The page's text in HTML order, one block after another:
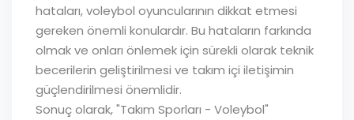
hataları, voleybol oyuncularının dikkat etmesi
gereken önemli konulardır. Bu hataların farkında
olmak ve onları önlemek için sürekli olarak teknik
becerilerin geliştirilmesi ve takım içi iletişimin
güçlendirilmesi önemlidir.
Sonuç olarak, "Takım Sporları - Voleybol"